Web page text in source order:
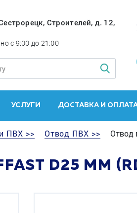
Строителей, д. 12,
с 9:00 до 21:00
УСЛУГИ ДОСТАВКА И
ПВХ >> Отвод ПВХ >> Отвод
D25 ММ